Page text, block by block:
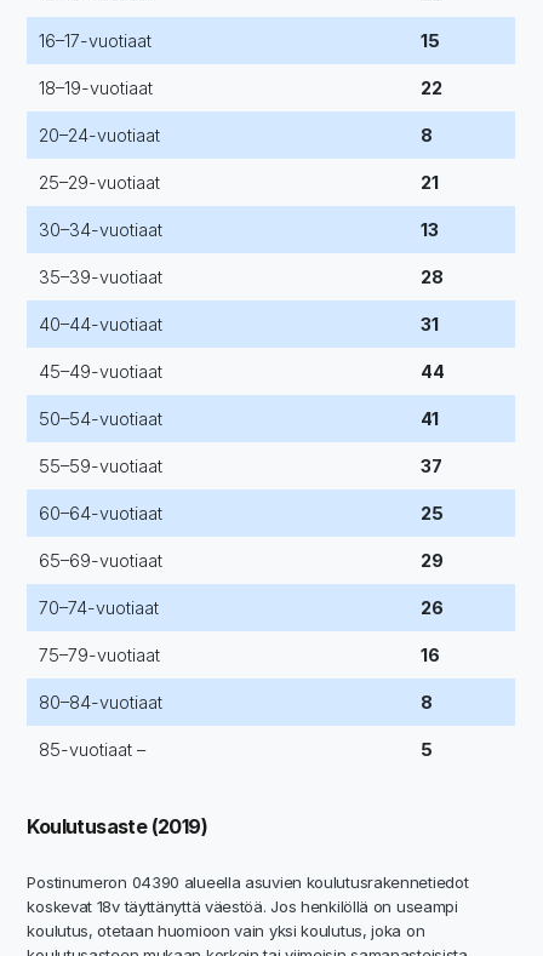
16–17-vuotiaat 15
18–19-vuotiaat 22
20–24-vuotiaat 8
25–29-vuotiaat 21
30–34-vuotiaat 13
35–39-vuotiaat 28
40–44-vuotiaat 31
45–49-vuotiaat 44
50–54-vuotiaat 41
55–59-vuotiaat 37
60–64-vuotiaat 25
65–69-vuotiaat 29
70–74-vuotiaat 26
75–79-vuotiaat 16
80–84-vuotiaat 8
85-vuotiaat – 5
Koulutusaste (2019)
Postinumeron 04390 alueella asuvien koulutusrakennetiedot
koskevat 18v täyttänyttä väestöä. Jos henkilöllä on useampi
koulutus, otetaan huomioon vain yksi koulutus, joka on